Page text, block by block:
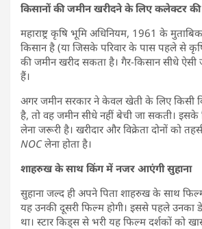
किसानों की जमीन खरीदने के लिए कलेक्टर
महाराष्ट्र कृषि भूमि अधिनियम, 1961 के
किसान है (या जिसके परिवार के पास पहले से
की जमीन खरीद सकता है। गैर-किसान सीधे
हैं।
अगर जमीन सरकार ने केवल खेती के लिए किसी
है, तो वह जमीन सीधे नहीं बेची जा सकती।
लेना जरूरी है। खरीदार और विक्रेता दोनों को
NOCलेना होता है।
शाहरुख के साथ किंग में नजर आएंगी सुहाना
सुहाना जल्द ही अपने पिता शाहरुख के साथ
यह उनकी दूसरी फिल्म होगी। इससे पहले
था। स्टार किड्स से भरी यह फिल्म दर्शकों को